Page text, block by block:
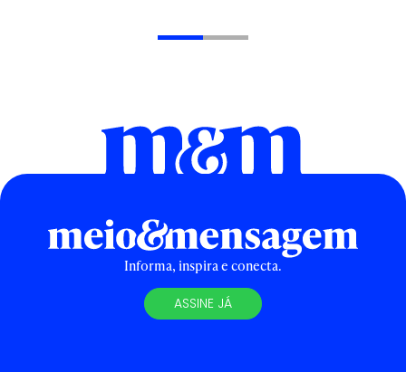
Informa, inspira e conecta.
ASSINE JÁ